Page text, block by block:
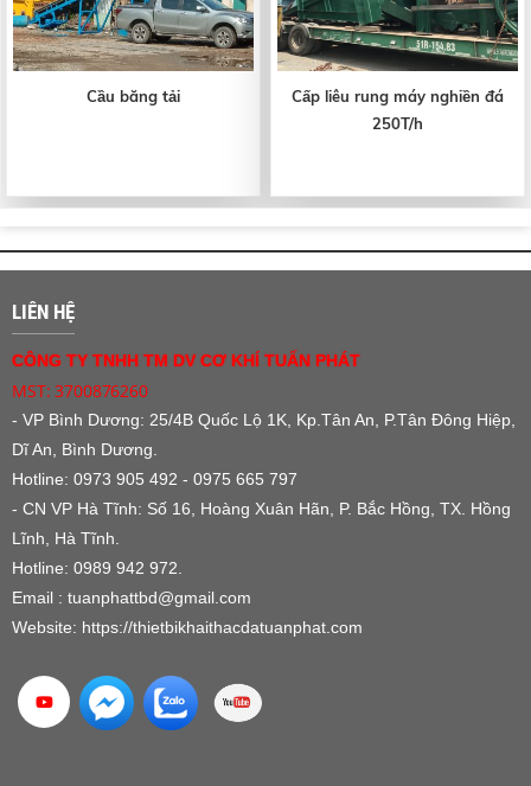
Cầu băng tải
Cấp liêu rung máy nghiền đá
250T/h
LIÊN HỆ
CÔNG TY TNHH TM DV CƠ KHÍ TUẤN PHÁT
MST: 3700876260
- VP Bình Dương: 25/4B Quốc Lộ 1K, Kp.Tân An, P.Tân Đông Hiệp,
Dĩ An, Bình Dương.
Hotline: 0973 905 492 - 0975 665 797
- CN VP Hà Tĩnh: Số 16, Hoàng Xuân Hãn, P. Bắc Hồng, TX. Hồng
Lĩnh, Hà Tĩnh.
Hotline: 0989 942 972.
Email : tuanphattbd@gmail.com
Website: https://thietbikhaithacdatuanphat.com